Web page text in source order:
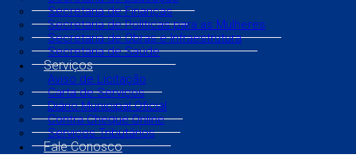
Secretaria de Finanças
Secretaria de Políticas para as Mulheres
Secretaria de Obras e Infraestrutura
Secretaria de Saúde
Serviços
Aviso de Licitação
Carta de Serviços
Diário Municipal Oficial
Contra Cheque Online
Serviços Tributários
Fale Conosco